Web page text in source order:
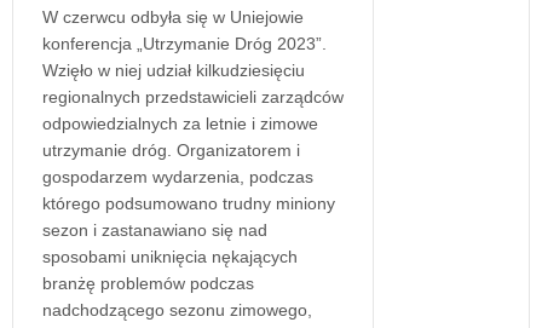
W czerwcu odbyła się w Uniejowie
konferencja „Utrzymanie Dróg 2023”.
Wzięło w niej udział kilkudziesięciu
regionalnych przedstawicieli zarządców
odpowiedzialnych za letnie i zimowe
utrzymanie dróg. Organizatorem i
gospodarzem wydarzenia, podczas
którego podsumowano trudny miniony
sezon i zastanawiano się nad
sposobami uniknięcia nękających
branżę problemów podczas
nadchodzącego sezonu zimowego,